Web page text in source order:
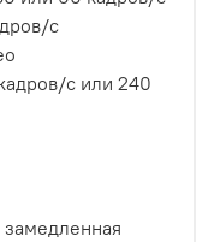
с
с или 240